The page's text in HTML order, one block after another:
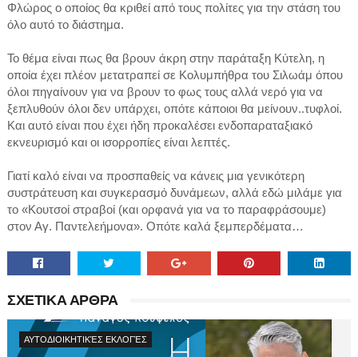
Φλώρος ο οποίος θα κριθεί από τους πολίτες για την στάση του
όλο αυτό το διάστημα.
Το θέμα είναι πως θα βρουν άκρη στην παράταξη Κύτελη, η
οποία έχει πλέον μετατραπεί σε Κολυμπήθρα του Σιλωάμ όπου
όλοι πηγαίνουν για να βρουν το φως τους αλλά νερό για να
ξεπλυθούν όλοι δεν υπάρχει, οπότε κάποιοι θα μείνουν..τυφλοί.
Και αυτό είναι που έχει ήδη προκαλέσει ενδοπαραταξιακό
εκνευρισμό και οι ισορροπίες είναι λεπτές.
Γιατί καλό είναι να προσπαθείς να κάνεις μια γενικότερη
συστράτευση και συγκερασμό δυνάμεων, αλλά εδώ μιλάμε για
το «Κουτσοί στραβοί (και ορφανά για να το παραφράσουμε)
στον Αγ. Παντελεήμονα». Οπότε καλά ξεμπερδέματα…
ΣΧΕΤΙΚΑ ΑΡΘΡΑ
ΑΥΤΟΔΙΟΙΚΗΤΙΚΈΣ ΕΚΛΟΓΈΣ